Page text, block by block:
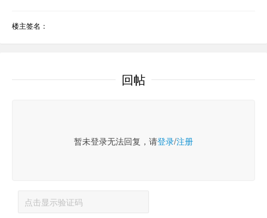
楼主签名：
回帖
暂未登录无法回复，请登录/注册